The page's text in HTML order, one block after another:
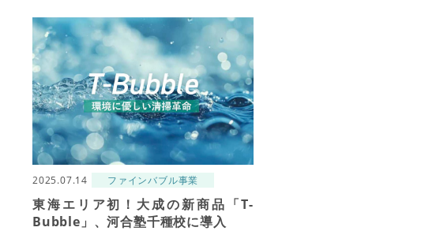
2025.07.14 ファインバブル事業
東海エリア初！大成の新商品「T-
Bubble」、河合塾千種校に導入